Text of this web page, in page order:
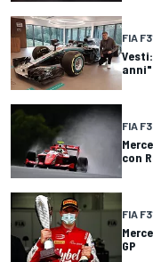
FIA F3
anni"
FIA F3
con
FIA F3
GP